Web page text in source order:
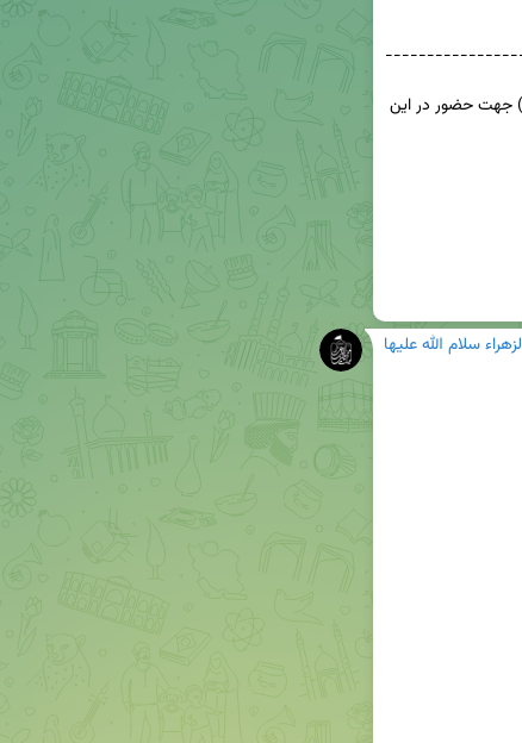
سلام الله علیها